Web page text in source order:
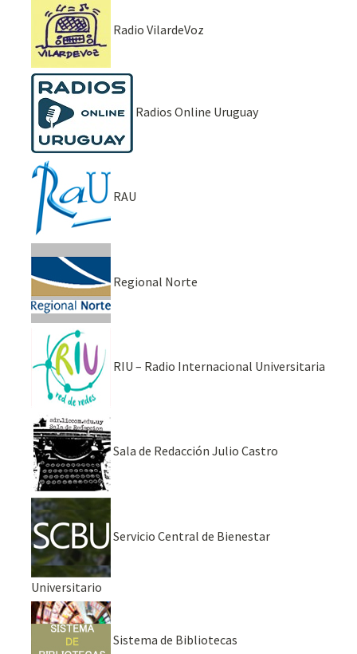
Radio VilardeVoz
Radios Online Uruguay
RAU
Regional Norte
RIU – Radio Internacional Universitaria
Sala de Redacción Julio Castro
Servicio Central de Bienestar
Universitario
Sistema de Bibliotecas